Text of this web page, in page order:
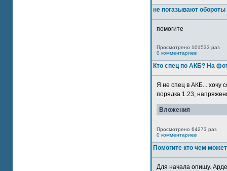
не погазывают обороты
помогите
Просмотрено 101533 раз
0 комментариев
Кто спец по АКБ? На
Я не спец в АКБ... хочу
порядка 1.23,
Вложения
Просмотрено 64273 раз
0 комментариев
Помогите кто чем может
Для начала опишу.